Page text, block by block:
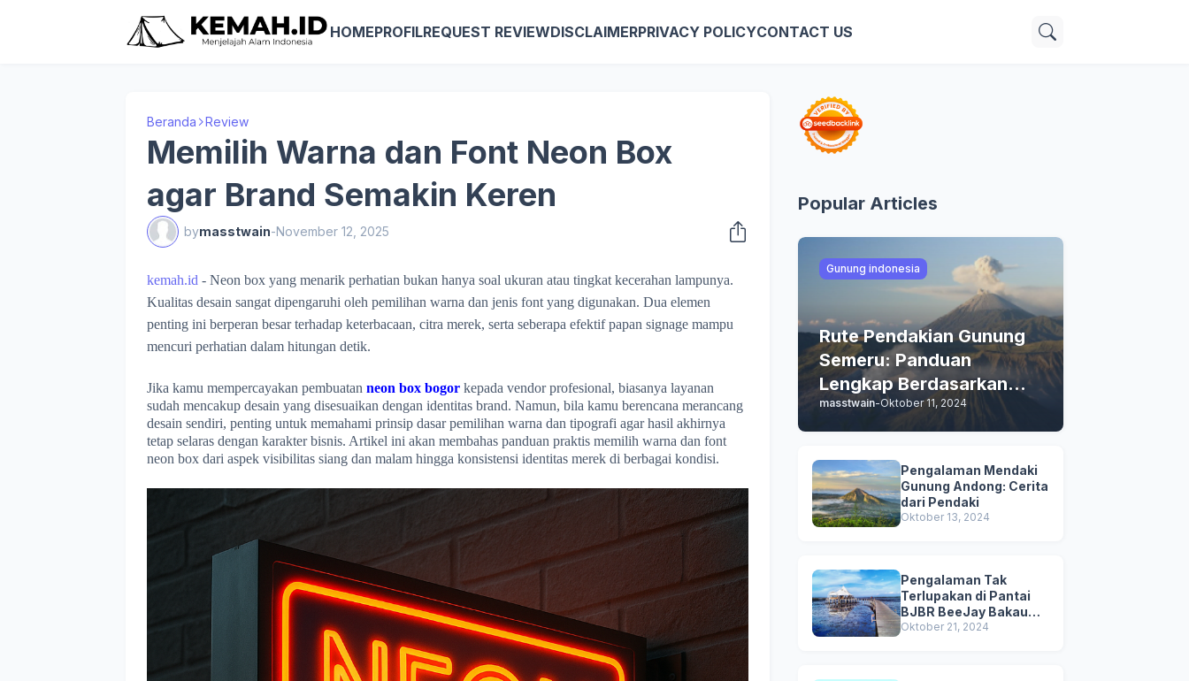
HOMEPROFILREQUEST REVIEWDISCLAIMERPRIVACY POLICYCONTACT US
Beranda Review
Memilih Warna dan Font Neon Box
agar Brand Semakin Keren
bymasstwain-November 12, 2025
kemah.id - Neon box yang menarik perhatian bukan hanya soal ukuran atau tingkat kecerahan lampunya.
Kualitas desain sangat dipengaruhi oleh pemilihan warna dan jenis font yang digunakan. Dua elemen
penting ini berperan besar terhadap keterbacaan, citra merek, serta seberapa efektif papan signage mampu
mencuri perhatian dalam hitungan detik.
Jika kamu mempercayakan pembuatan neon box bogor kepada vendor profesional, biasanya layanan
sudah mencakup desain yang disesuaikan dengan identitas brand. Namun, bila kamu berencana merancang
desain sendiri, penting untuk memahami prinsip dasar pemilihan warna dan tipografi agar hasil akhirnya
tetap selaras dengan karakter bisnis. Artikel ini akan membahas panduan praktis memilih warna dan font
neon box dari aspek visibilitas siang dan malam hingga konsistensi identitas merek di berbagai kondisi.
Popular Articles
Gunung indonesia
Rute Pendakian Gunung
Semeru: Panduan
Lengkap Berdasarkan
Pengalaman
masstwain-Oktober 11, 2024
Pengalaman Mendaki
Gunung Andong: Cerita
dari Pendaki
Oktober 13, 2024
Pengalaman Tak
Terlupakan di Pantai
BJBR BeeJay Bakau
Resort: Destinasi
Oktober 21, 2024